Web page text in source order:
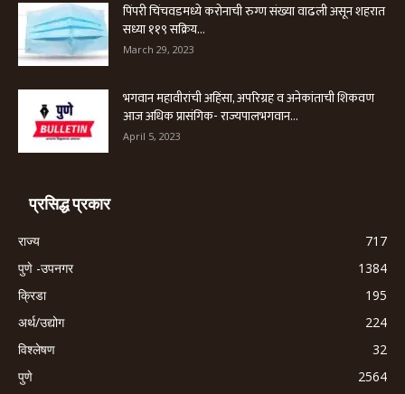
पिंपरी चिंचवडमध्ये करोनाची रुग्ण संख्या वाढली असून शहरात
सध्या ११९ सक्रिय...
March 29, 2023
भगवान महावीरांची अहिंसा, अपरिग्रह व अनेकांताची शिकवण
आज अधिक प्रासंगिक- राज्यपालभगवान...
April 5, 2023
प्रसिद्ध प्रकार
राज्य
717
पुणे -उपनगर
1384
क्रिडा
195
अर्थ/उद्योग
224
विश्लेषण
32
पुणे
2564